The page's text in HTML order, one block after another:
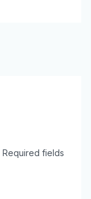
Required fields